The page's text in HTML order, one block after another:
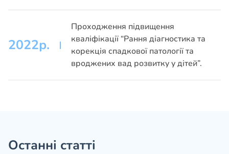
2022р.
Проходження підвищення
кваліфікації “Рання діагностика та
корекція спадкової патології та
вроджених вад розвитку у дітей”.
Останні статті